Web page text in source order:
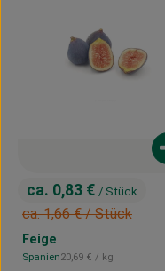
, Preis:
ca. 0,83 € / Stück
, Alter Preis:
ca. 1,66 €/ Stück
Feige
, Herkunft:
Spanien, Referenzpreis:
20,69 € / kg